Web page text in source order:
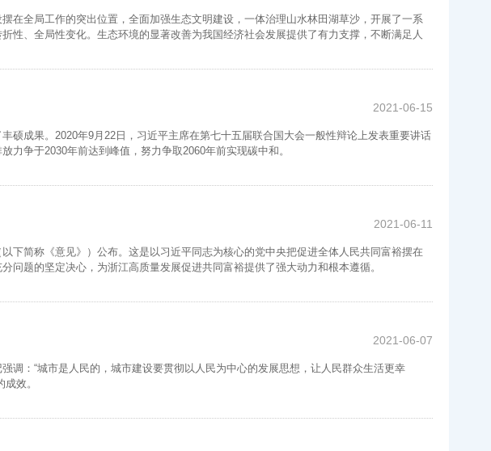
在全局工作的突出位置，全面加强生态文明建设，一体治理山水林田湖草沙，开展了一系
性、全局性变化。生态环境的显著改善为我国经济社会发展提供了有力支撑，不断满足人
2021-06-15
硕成果。2020年9月22日，习近平主席在第七十五届联合国大会一般性辩论上发表重要讲话
力争于2030年前达到峰值，努力争取2060年前实现碳中和。
2021-06-11
下简称《意见》）公布。这是以习近平同志为核心的党中央把促进全体人民共同富裕摆在
题的坚定决心，为浙江高质量发展促进共同富裕提供了强大动力和根本遵循。
2021-06-07
调：“城市是人民的，城市建设要贯彻以人民为中心的发展思想，让人民群众生活更幸
效。